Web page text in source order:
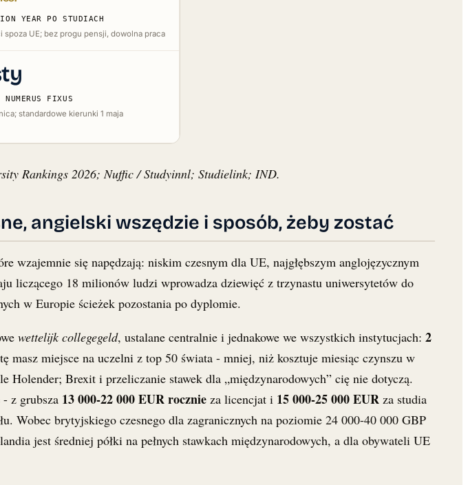
YEAR PO STUDIACH
spoza UE; bez progu pensji, dowolna praca
NUMERUS FIXUS
standardowe kierunki 1 maja
Rankings 2026; Nuffic / Studyinnl; Studielink; IND.
angielski wszędzie i sposób, żeby zostać
wzajemnie się napędzają: niskim czesnym dla UE, najgłębszym anglojęzycznym
liczącego 18 milionów ludzi wprowadza dziewięć z trzynastu uniwersytetów do
w Europie ścieżek pozostania po dyplomie.
wettelijk collegegeld, ustalane centralnie i jednakowe we wszystkich instytucjach: 2
masz miejsce na uczelni z top 50 świata - mniej, niż kosztuje miesiąc czynszu w
Holender; Brexit i przeliczanie stawek dla „międzynarodowych” cię nie dotyczą.
z grubsza 13 000-22 000 EUR rocznie za licencjat i 15 000-25 000 EUR za studia
Wobec brytyjskiego czesnego dla zagranicznych na poziomie 24 000-40 000 GBP
jest średniej półki na pełnych stawkach międzynarodowych, a dla obywateli UE